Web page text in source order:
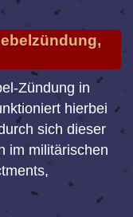
Zündung in
hierbei
sich dieser
im militärischen